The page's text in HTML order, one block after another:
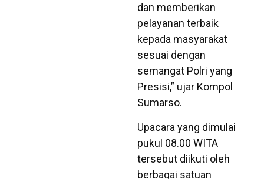
dan memberikan
pelayanan terbaik
kepada masyarakat
sesuai dengan
semangat Polri yang
Presisi,” ujar Kompol
Sumarso.
​Upacara yang dimulai
pukul 08.00 WITA
tersebut diikuti oleh
berbagai satuan